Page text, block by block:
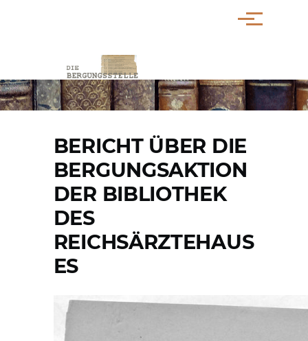
Menü
PFADNAVIGATION
BERICHT ÜBER DIE
BERGUNGSAKTION
DER BIBLIOTHEK
DES
REICHSÄRZTEHAUS
ES